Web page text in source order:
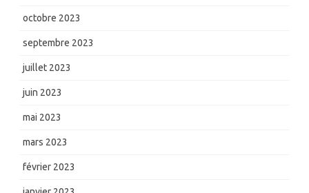
octobre 2023
septembre 2023
juillet 2023
juin 2023
mai 2023
mars 2023
février 2023